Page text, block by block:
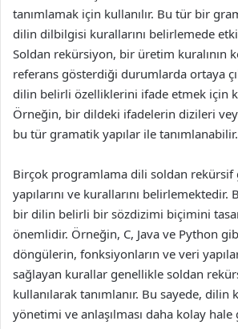
tanımlamak için kullanılır. Bu tür bir
dilin dilbilgisi kurallarını belirlemede
Soldan rekürsiyon, bir üretim kuralının
referans gösterdiği durumlarda ortaya
dilin belirli özelliklerini ifade etmek için
Örneğin, bir dildeki ifadelerin dizileri
bu tür gramatik yapılar ile tanımlanabilir.
Birçok programlama dili soldan rekürsif
yapılarını ve kurallarını
bir dilin belirli bir sözdizimi biçimini
önemlidir. Örneğin, C, Java ve Python
döngülerin, fonksiyonların ve veri
sağlayan kurallar genellikle soldan
kullanılarak tanımlanır. Bu sayede, dilin
yönetimi ve anlaşılması daha kolay hale